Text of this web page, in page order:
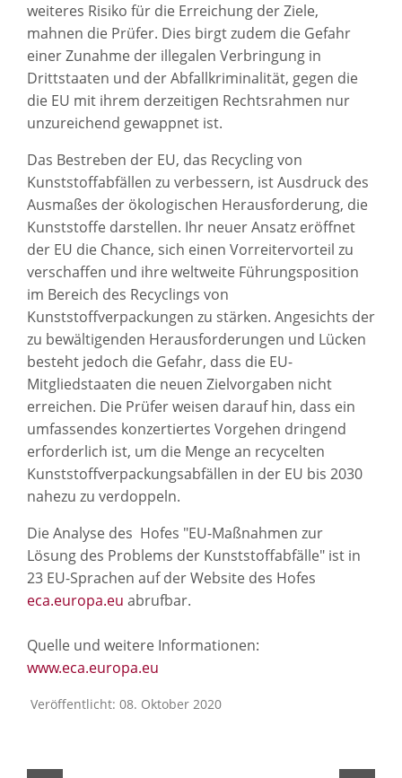
weiteres Risiko für die Erreichung der Ziele,
mahnen die Prüfer. Dies birgt zudem die Gefahr
einer Zunahme der illegalen Verbringung in
Drittstaaten und der Abfallkriminalität, gegen die
die EU mit ihrem derzeitigen Rechtsrahmen nur
unzureichend gewappnet ist.
Das Bestreben der EU, das Recycling von
Kunststoffabfällen zu verbessern, ist Ausdruck des
Ausmaßes der ökologischen Herausforderung, die
Kunststoffe darstellen. Ihr neuer Ansatz eröffnet
der EU die Chance, sich einen Vorreitervorteil zu
verschaffen und ihre weltweite Führungsposition
im Bereich des Recyclings von
Kunststoffverpackungen zu stärken. Angesichts der
zu bewältigenden Herausforderungen und Lücken
besteht jedoch die Gefahr, dass die EU-
Mitgliedstaaten die neuen Zielvorgaben nicht
erreichen. Die Prüfer weisen darauf hin, dass ein
umfassendes konzertiertes Vorgehen dringend
erforderlich ist, um die Menge an recycelten
Kunststoffverpackungsabfällen in der EU bis 2030
nahezu zu verdoppeln.
Die Analyse des Hofes "EU-Maßnahmen zur
Lösung des Problems der Kunststoffabfälle" ist in
23 EU-Sprachen auf der Website des Hofes
eca.europa.eu abrufbar.
Quelle und weitere Informationen:
www.eca.europa.eu
Veröffentlicht: 08. Oktober 2020